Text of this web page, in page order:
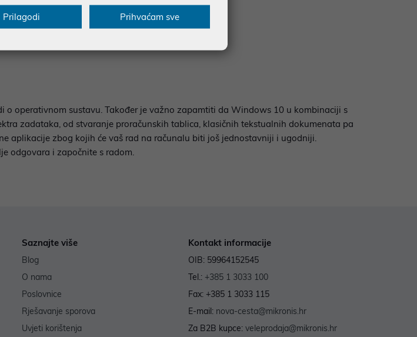
operativnom sustavu. Također je važno zapamtiti da Windows 10 u kombinaciji s
zadataka, od stvaranje proračunskih tablica, klasičnih tekstualnih dokumenata pa
aplikacije zbog kojih će vaš rad na računalu biti još jednostavniji i ugodniji.
odgovara i započnite s radom.
Saznajte više
Blog
O nama
Poslovnice
Rješavanje sporova
Uvjeti korištenja
Kontakt informacije
OIB: 59964152545
Tel.: +385 1 3033 100
Fax: +385 1 3033 115
E-mail: nova-cesta@mikronis.hr
Za B2B kupce: veleprodaja@mikronis.hr
Prilagodi Prihvaćam sve